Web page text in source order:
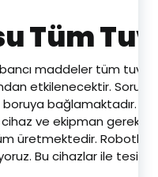
Tüm
maddeler tüm
etkilenecektir.
bağlamaktadır.
ve ekipman
üretmektedir. Robotlu
Bu cihazlar ile